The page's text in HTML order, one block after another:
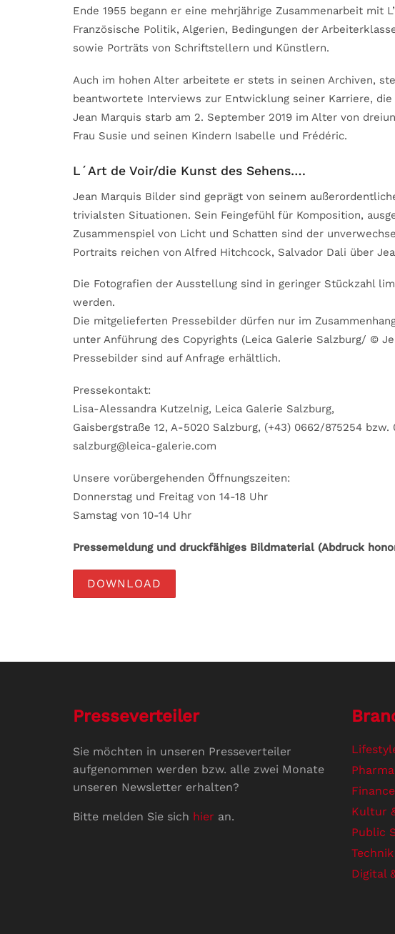
Ende 1955 begann er eine mehrjährige Zusammenarbeit mit
Französische Politik, Algerien, Bedingungen der
sowie Porträts von Schriftstellern und Künstlern.
Auch im hohen Alter arbeitete er stets in seinen Archiven,
beantwortete Interviews zur Entwicklung seiner Karriere,
Jean Marquis starb am 2. September 2019 im Alter von
Frau Susie und seinen Kindern Isabelle und Frédéric.
L´Art de Voir/die Kunst des Sehens….
Jean Marquis Bilder sind geprägt von seinem
trivialsten Situationen. Sein Feingefühl für Komposition,
Zusammenspiel von Licht und Schatten sind der
Portraits reichen von Alfred Hitchcock, Salvador Dali über
Die Fotografien der Ausstellung sind in geringer Stückzahl
werden.
Die mitgelieferten Pressebilder dürfen nur im
unter Anführung des Copyrights (Leica Galerie Salzburg/ ©
Pressebilder sind auf Anfrage erhältlich.
Pressekontakt:
Lisa-Alessandra Kutzelnig, Leica Galerie Salzburg,
Gaisbergstraße 12, A-5020 Salzburg, (+43) 0662/875254 bzw.
salzburg@leica-galerie.com
Unsere vorübergehenden Öffnungszeiten:
Donnerstag und Freitag von 14-18 Uhr
Samstag von 10-14 Uhr
Pressemeldung und druckfähiges Bildmaterial (Abdruck
DOWNLOAD
Presseverteiler
Sie möchten in unseren Presseverteiler
aufgenommen werden bzw. alle zwei Monate
unseren Newsletter erhalten?
Bitte melden Sie sich hier an.
Kultur
Public
Digital